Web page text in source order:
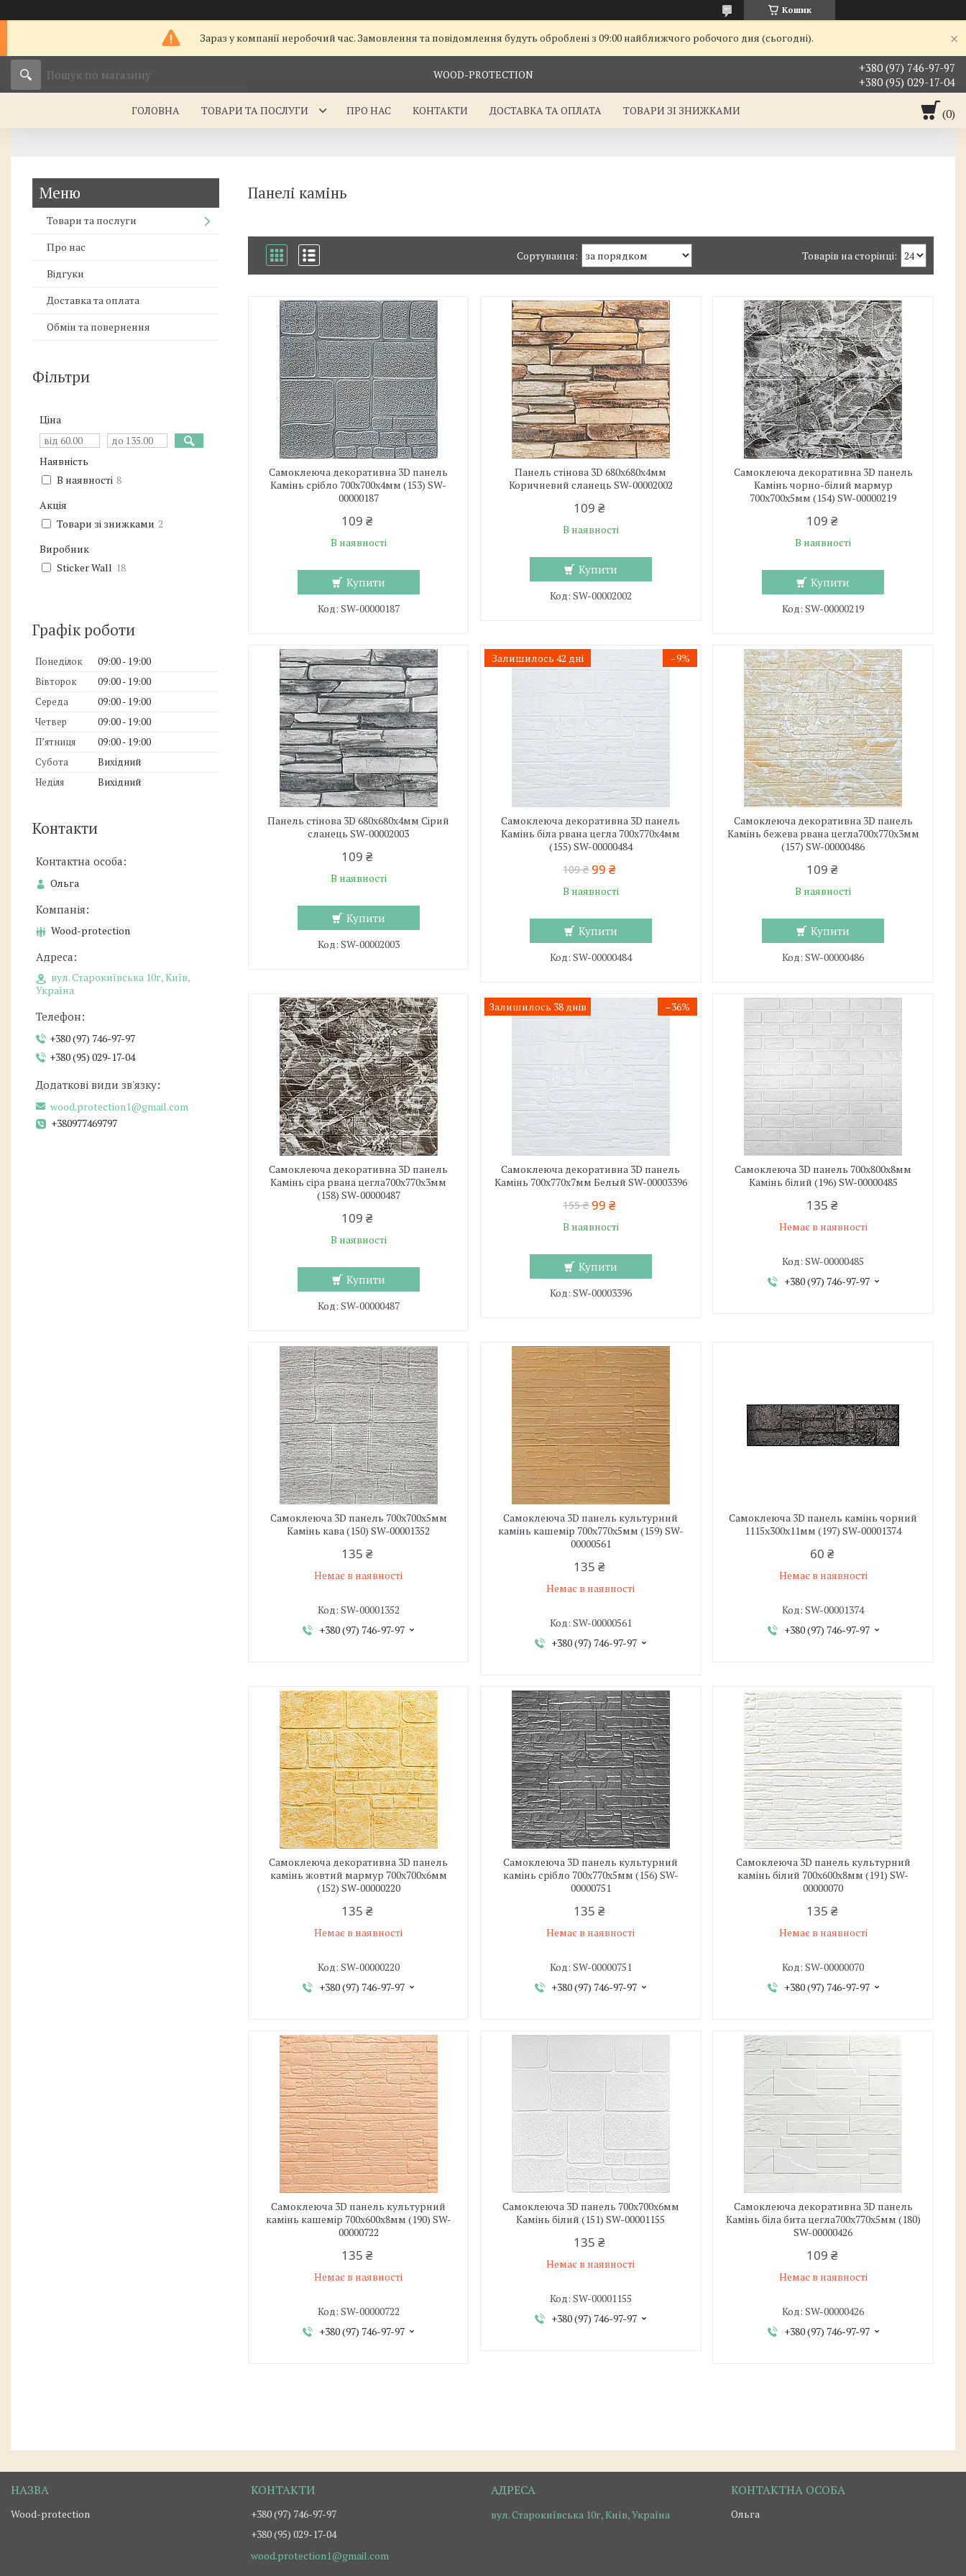
Кошик
Зараз у компанії неробочий час. Замовлення та повідомлення будуть оброблені з 09:00 найближчого робочого дня (сьогодні).
WOOD-PROTECTION
+380 (97) 746-97-97
+380 (95) 029-17-04
ГОЛОВНА ТОВАРИ ТА ПОСЛУГИ ПРО НАС КОНТАКТИ ДОСТАВКА ТА ОПЛАТА ТОВАРИ ЗІ ЗНИЖКАМИ
Панелі камінь
Самоклеюча декоративна 3D панель
Камінь срібло 700х700х4мм (153) SW-
00000187
109 ₴
В наявності
Купити
SW-00000187
Панель стінова 3D 680х680х4мм
Коричневий сланець SW-00002002
109 ₴
В наявності
Купити
SW-00002002
Самоклеюча декоративна 3D панель
Камінь чорно-білий мармур
700х700х5мм (154) SW-00000219
109 ₴
В наявності
Купити
SW-00000219
Панель стінова 3D 680х680х4мм Сірий
сланець SW-00002003
109 ₴
В наявності
Купити
SW-00002003
–9%
Залишилось 42 дні
Самоклеюча декоративна 3D панель
Камінь біла рвана цегла 700х770х4мм
(155) SW-00000484
109 ₴ 99 ₴
В наявності
Купити
SW-00000484
Самоклеюча декоративна 3D панель
Камінь бежева рвана цегла700х770х3мм
(157) SW-00000486
109 ₴
В наявності
Купити
SW-00000486
Самоклеюча декоративна 3D панель
Камінь сіра рвана цегла700х770х3мм
(158) SW-00000487
109 ₴
В наявності
Купити
SW-00000487
–36%
Залишилось 38 днів
Самоклеюча декоративна 3D панель
Камінь 700х770х7мм Белый SW-00003396
155 ₴ 99 ₴
В наявності
Купити
SW-00003396
Самоклеюча 3D панель 700х800х8мм
Камінь білий (196) SW-00000485
135 ₴
Немає в наявності
SW-00000485
+380 (97) 746-97-97
Самоклеюча 3D панель 700х700х5мм
Камінь кава (150) SW-00001352
135 ₴
Немає в наявності
SW-00001352
+380 (97) 746-97-97
Самоклеюча 3D панель культурний
камінь кашемір 700x770x5мм (159) SW-
00000561
135 ₴
Немає в наявності
SW-00000561
+380 (97) 746-97-97
Самоклеюча 3D панель камінь чорний
1115х300х11мм (197) SW-00001374
60 ₴
Немає в наявності
SW-00001374
+380 (97) 746-97-97
Самоклеюча декоративна 3D панель
камінь жовтий мармур 700х700х6мм
(152) SW-00000220
135 ₴
Немає в наявності
SW-00000220
+380 (97) 746-97-97
Самоклеюча 3D панель культурний
камінь срібло 700x770x5мм (156) SW-
00000751
135 ₴
Немає в наявності
SW-00000751
+380 (97) 746-97-97
Самоклеюча 3D панель культурний
камінь білий 700х600х8мм (191) SW-
00000070
135 ₴
Немає в наявності
SW-00000070
+380 (97) 746-97-97
Самоклеюча 3D панель культурний
камінь кашемір 700x600x8мм (190) SW-
00000722
135 ₴
Немає в наявності
SW-00000722
+380 (97) 746-97-97
Самоклеюча 3D панель 700х700х6мм
Камінь білий (151) SW-00001155
135 ₴
Немає в наявності
SW-00001155
+380 (97) 746-97-97
Самоклеюча декоративна 3D панель
Камінь біла бита цегла700х770х5мм (180)
SW-00000426
109 ₴
Немає в наявності
SW-00000426
+380 (97) 746-97-97
Товари та послуги
Про нас
Відгуки
Доставка та оплата
Обмін та повернення
Фільтри
Ціна
Наявність
В наявності 8
Акція
Товари зі знижками 2
Виробник
Sticker Wall 18
Графік роботи
Понеділок 09:00
19:00
Вівторок
09:00
19:00
Середа
09:00
19:00
Четвер
09:00
19:00
Пʼятниця
09:00
19:00
Субота
Вихідний
Неділя
Вихідний
Контакти
Ольга
Wood-protection
вул. Старокиївська 10г, Київ,
Україна
+380 (97) 746-97-97
+380 (95) 029-17-04
wood.protection1@gmail.com
+380977469797
Wood-protection
+380 (97) 746-97-97
+380 (95) 029-17-04
wood.protection1@gmail.com
вул. Старокиївська 10г, Київ, Україна Ольга